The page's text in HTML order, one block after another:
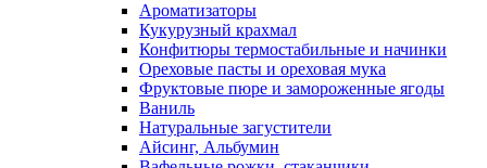
Ароматизаторы
Кукурузный крахмал
Конфитюры термостабильные и начинки
Ореховые пасты и ореховая мука
Фруктовые пюре и замороженные ягоды
Ваниль
Натуральные загустители
Айсинг, Альбумин